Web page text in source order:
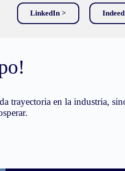
LinkedIn >
trayectoria en la industria,